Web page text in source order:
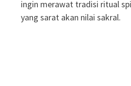
ingin merawat tradisi ritual
yang sarat akan nilai sakral.